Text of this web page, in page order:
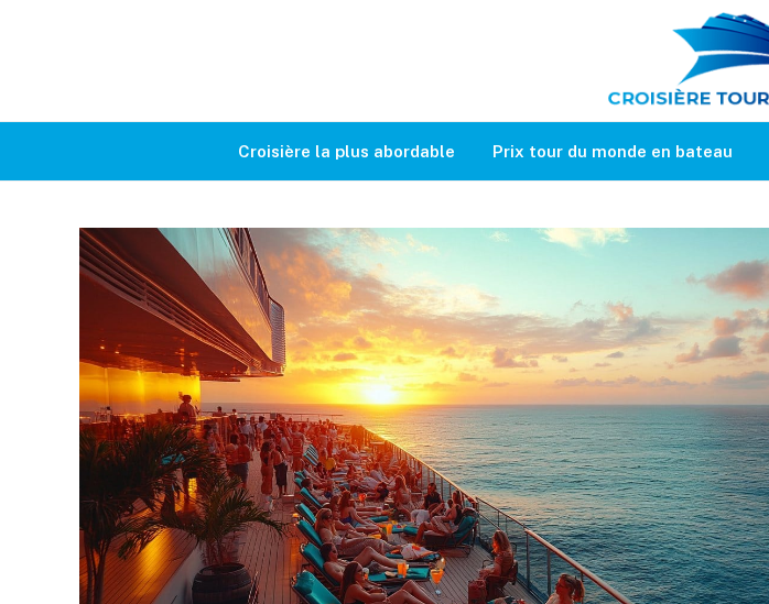
Croisière la plus abordable Prix tour du monde en bateau